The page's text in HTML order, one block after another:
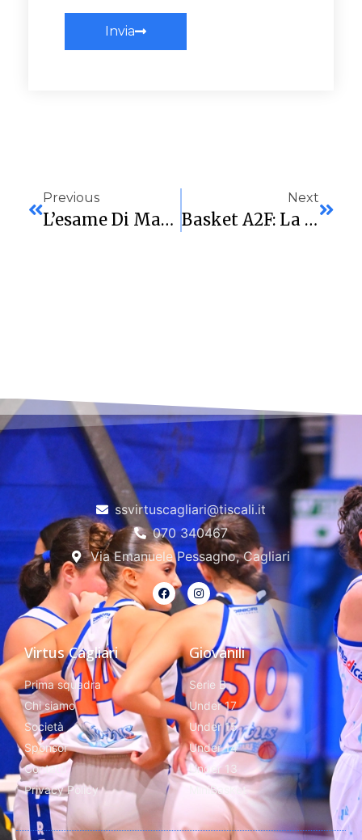
Invia
Previous
L’esame Di Maturità Della Sardegna Marmi: A Viterbo Per Blindare I Playoff E Sognare In Grande
Next
Basket A2F: La Virtus Cagliari Sfida La Capolista. Al PalaRestivo Arriva Il Ciclone Milano
ssvirtuscagliari@tiscali.it
070 340467
Via Emanuele Pessagno, Cagliari
Virtus Cagliari
Prima squadra
Chi siamo
Società
Sponsor
Contatti
Privacy Policy
Giovanili
Serie B
Under 17
Under 15
Under 14
Under 13
MiniBasket